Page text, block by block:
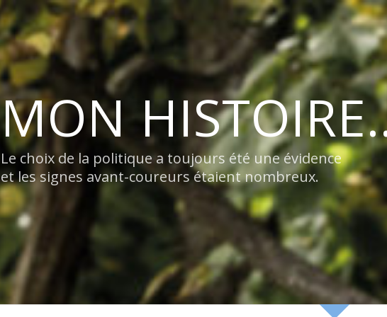
MON
Le choix de la politique a toujours été une évidence
et les signes avant-coureurs étaient nombreux.